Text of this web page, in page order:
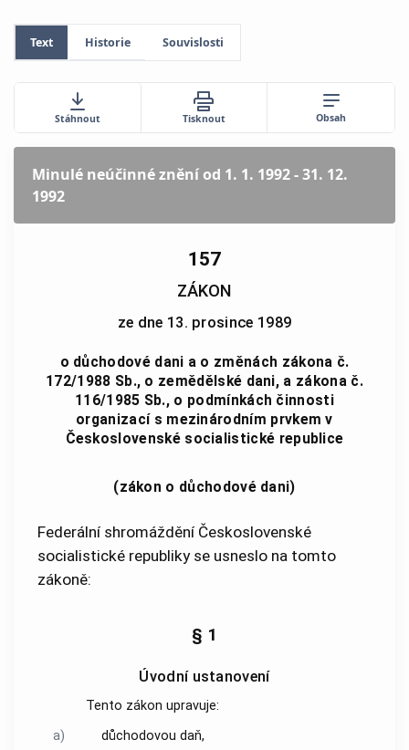
Text Historie Souvislosti
Stáhnout Tisknout Obsah
Minulé neúčinné zněníod 1. 1. 1992 - 31. 12.
1992
157
ZÁKON
ze dne 13. prosince 1989
o důchodové dani a o změnách zákona č.
172/1988 Sb., o zemědělské dani, a zákona č.
116/1985 Sb., o podmínkách činnosti
organizací s mezinárodním prvkem v
Československé socialistické republice
(zákon o důchodové dani)
Federální shromáždění Československé
socialistické republiky se usneslo na tomto
zákoně:
§ 1
Úvodní ustanovení
Tento zákon upravuje:
a)
důchodovou daň,